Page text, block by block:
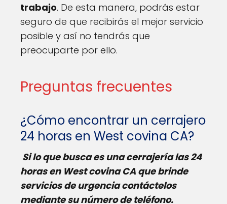
trabajo. De esta manera, podrás estar
seguro de que recibirás el mejor servicio
posible y así no tendrás que
preocuparte por ello.
Preguntas frecuentes
¿Cómo encontrar un cerrajero
24 horas en West covina CA?
Si lo que busca es una cerrajería las 24
horas en West covina CA que brinde
servicios de urgencia contáctelos
mediante su número de teléfono.